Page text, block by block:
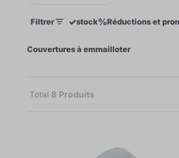
Filtrer ✓stock%Réductions et
Couvertures à emmailloter
Total 8 Produits